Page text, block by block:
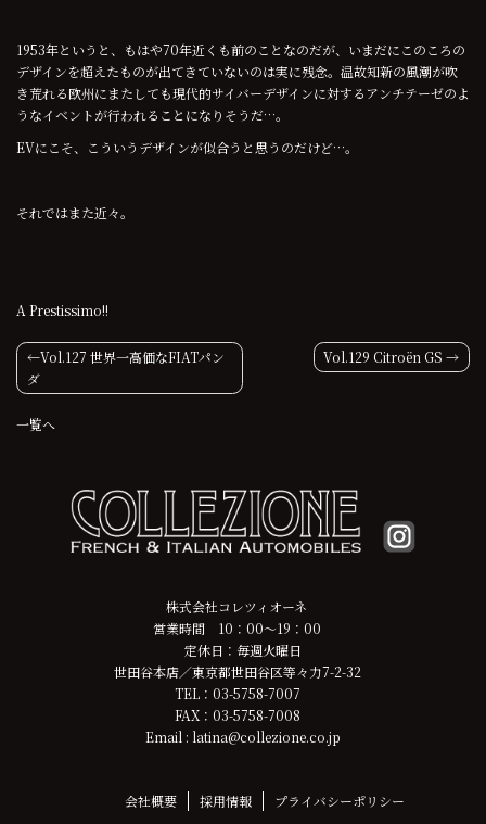
1953年というと、もはや70年近くも前のことなのだが、いまだにこのころの
デザインを超えたものが出てきていないのは実に残念。温故知新の風潮が吹
き荒れる欧州にまたしても現代的サイバーデザインに対するアンチテーゼのよ
うなイベントが行われることになりそうだ…。
EVにこそ、こういうデザインが似合うと思うのだけど…。
それではまた近々。
A Prestissimo!!
投
稿
ナ
Vol.127 世界一高価なFIATパン
ダ
Vol.129 Citroën GS
一覧へ
株式会社コレツィオーネ
営業時間 10：00～19：00
定休日：毎週火曜日
世田谷本店／東京都世田谷区等々力7-2-32
TEL：03-5758-7007
FAX：03-5758-7008
Email : latina@collezione.co.jp
会社概要 採用情報 プライバシーポリシー